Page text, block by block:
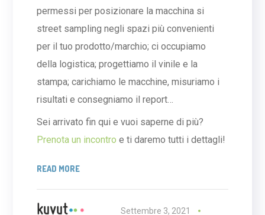
permessi per posizionare la macchina si
street sampling negli spazi più convenienti
per il tuo prodotto/marchio; ci occupiamo
della logistica; progettiamo il vinile e la
stampa; carichiamo le macchine, misuriamo i
risultati e consegniamo il report…
Sei arrivato fin qui e vuoi saperne di più?
Prenota un incontro e ti daremo tutti i dettagli!
READ MORE
Settembre 3, 2021